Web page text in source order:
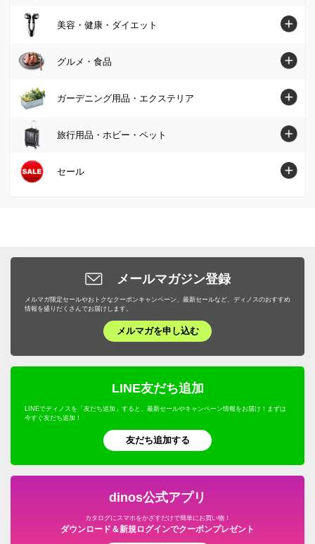
カーディガン・ボレロ
パーカー・スウェット/トレーナー
Tシャツ・カットソー
コート
ジャケット
フォーマル・スーツ・着物
大きいサイズ
財布・ケース・ポーチ
レディース腕時計
帽子・サングラス・手袋・ベルト
ストール・スカーフ・マフラー
傘・レイングッズ
ファッション小物 その他
テレビ台・テレビボード
リビング収納
本棚・ラック・シェルフ
キッチン収納・食器棚
下駄箱/玄関収納
子供部屋/キッズ収納・家具
ホームオフィス家具
仏壇・仏具
サステナブル
クッション・カバー類
肌掛け布団・ダウンケット
敷布団
毛布・タオルケット
布団セット
敷きパッド・ベッドパッド
枕・抱き枕
サステナブル
鍋・フライパン
保存容器・キャニスター・オイルポット
米びつ・ライスストッカー
キッチン用品収納
お弁当用品・水筒
エプロン・割烹着
ケトル・やかん
包丁・キッチンツール
テーブルクロス・ランチョンマット
キッチン家電・調理家電
キッチンマット
インテリア雑貨・日用品・家電トップへ
インテリア雑貨
絵画・アート・ウォールデコレーション
インテリアグリーン・造花
掃除/お手入れ用品
トイレ用品・トイレマット
タオル・スリッパ
生活雑貨・便利グッズ
年中行事用品・季節商品
美容・健康・ダイエット
美容・健康・ダイエットトップへ
スキンケア・基礎化粧品
フェイスケア・美顔器
健康食品・サプリメント
ダイエット・エクササイズ
機能性シューズ・サンダル
オーラルケア・デンタルケア
機能性ウェア・雑貨
グルメ・食品
グルメ・食品トップへ
グルメまとめ割
お惣菜
肉・卵・乳製品
野菜・果物
プロユース
保存食・非常食
ガーデニング用品・エクステリア
ガーデニング用品・エクステリアトップへ
屋外収納庫・物置
敷石・防草シート・芝
プランター・植木鉢・鉢カバー
フラワースタンド・プランタースタンド・花台
エアコン室外機カバー
屋外ゴミ箱/保管庫
温室・ビニール温室
ガーデンアーチ・パーゴラ
ウッドデッキ・ジョイントタイルパネル
ガーデン/ソーラーライト・庭用照明
旅行用品・ホビー・ペット
旅行用品・ホビー・ペットトップへ
旅行用便利グッズ
キッズ・ベビー
キャラクターグッズ
ホビー雑貨
アウトドア・カー用品
セール
カーテン・ラグ・ソファカバー
インテリア雑貨・日用品・家電
美容・健康・ダイエット
ガーデニング用品・エクステリア
旅行用品・ホビー・ペット
グルメ・食品
メールマガジン登録
メルマガ限定セールやおトクなクーポンキャンペーン、最新セールなど、ディノスのおすすめ
情報を盛りだくさんでお届けします。
メルマガを申し込む
LINE友だち追加
LINEでディノスを「友だち追加」すると、最新セールやキャンペーン情報をお届け！まずは
今すぐ友だち追加！
友だち追加する
dinos公式アプリ
カタログにスマホをかざすだけで簡単にお買い物！
ダウンロード＆新規ログインでクーポンプレゼント